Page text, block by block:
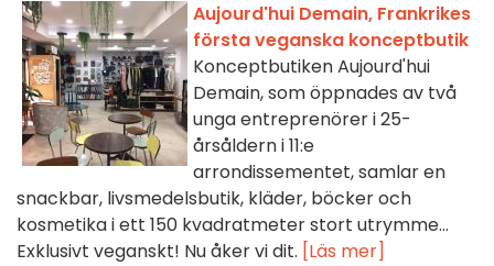
Aujourd'hui Demain, Frankrikes
första veganska konceptbutik
Konceptbutiken Aujourd'hui
Demain, som öppnades av två
unga entreprenörer i 25-
årsåldern i 11:e
arrondissementet, samlar en
snackbar, livsmedelsbutik, kläder, böcker och
kosmetika i ett 150 kvadratmeter stort utrymme...
Exklusivt veganskt! Nu åker vi dit. [Läs mer]